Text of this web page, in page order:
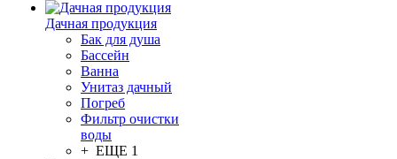
Дачная продукция
Бак для душа
Бассейн
Ванна
Унитаз дачный
Погреб
Фильтр очистки
воды
+ ЕЩЕ 1